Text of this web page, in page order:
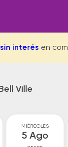
interés en
Bell Ville
MIÉRCOLES
5 Ago